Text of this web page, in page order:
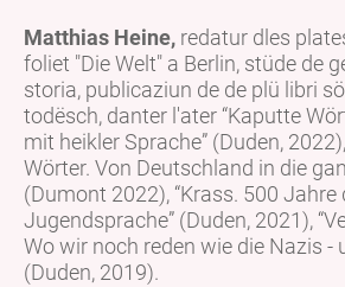
Matthias Heine, redatur dles
foliet "Die Welt" a Berlin, stüde de
storia, publicaziun de de plü libri
todësch, danter l'ater “Kaputte
mit heikler Sprache” (Duden,
Wörter. Von Deutschland in die
(Dumont 2022), “Krass. 500 Jahre
Jugendsprache” (Duden, 2021),
Wo wir noch reden wie die Nazis -
(Duden, 2019).